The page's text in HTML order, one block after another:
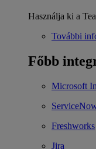
Használja ki a
További
Főbb
Microsoft
Freshworks
Jira